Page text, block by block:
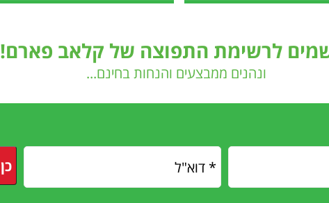
לרשימת התפוצה של קלאב פארם!
ונהנים ממבצעים והנחות בחינם...